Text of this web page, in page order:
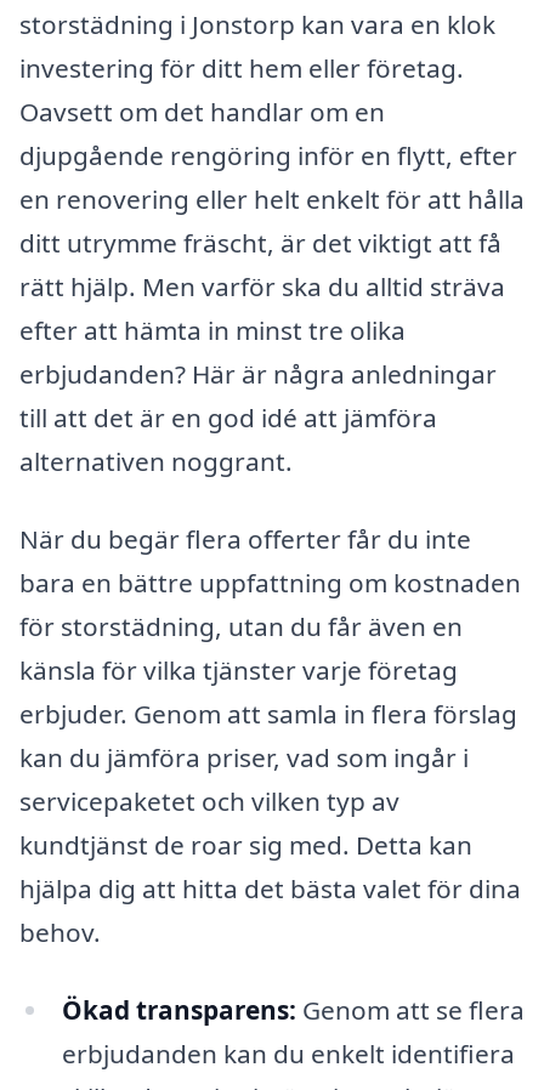
storstädning i Jonstorp kan vara en klok
investering för ditt hem eller företag.
Oavsett om det handlar om en
djupgående rengöring inför en flytt, efter
en renovering eller helt enkelt för att hålla
ditt utrymme fräscht, är det viktigt att få
rätt hjälp. Men varför ska du alltid sträva
efter att hämta in minst tre olika
erbjudanden? Här är några anledningar
till att det är en god idé att jämföra
alternativen noggrant.
När du begär flera offerter får du inte
bara en bättre uppfattning om kostnaden
för storstädning, utan du får även en
känsla för vilka tjänster varje företag
erbjuder. Genom att samla in flera förslag
kan du jämföra priser, vad som ingår i
servicepaketet och vilken typ av
kundtjänst de roar sig med. Detta kan
hjälpa dig att hitta det bästa valet för dina
behov.
Ökad transparens: Genom att se flera
erbjudanden kan du enkelt identifiera